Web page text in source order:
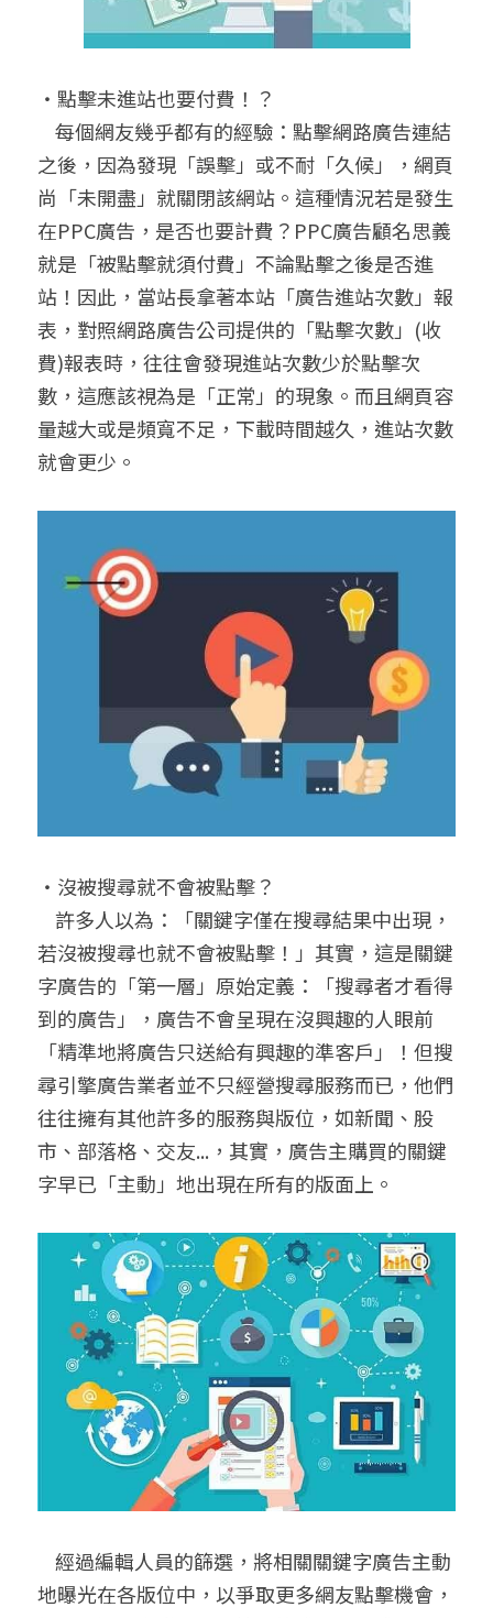
‧點擊未進站也要付費！？
之後，因為發現「誤擊」或不耐「久候」，網頁
尚「未開盡」就關閉該網站。這種情況若是發生
在PPC廣告，是否也要計費？PPC廣告顧名思義
就是「被點擊就須付費」不論點擊之後是否進
站！因此，當站長拿著本站「廣告進站次數」報
表，對照網路廣告公司提供的「點擊次數」(收
費)報表時，往往會發現進站次數少於點擊次
數，這應該視為是「正常」的現象。而且網頁容
量越大或是頻寬不足，下載時間越久，進站次數
就會更少。
‧沒被搜尋就不會被點擊？
若沒被搜尋也就不會被點擊！」其實，這是關鍵
字廣告的「第一層」原始定義：「搜尋者才看得
到的廣告」，廣告不會呈現在沒興趣的人眼前
「精準地將廣告只送給有興趣的準客戶」！但搜
尋引擎廣告業者並不只經營搜尋服務而已，他們
往往擁有其他許多的服務與版位，如新聞、股
市、部落格、交友...，其實，廣告主購買的關鍵
字早已「主動」地出現在所有的版面上。
地曝光在各版位中，以爭取更多網友點擊機會，